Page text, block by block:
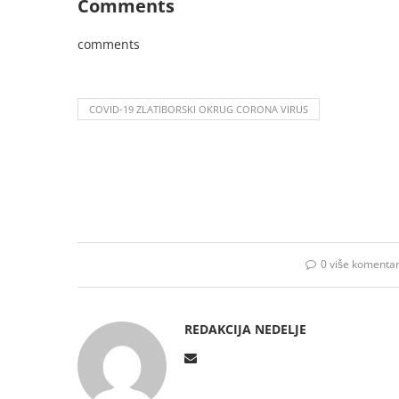
Comments
comments
COVID-19 ZLATIBORSKI OKRUG CORONA VIRUS
0 više
REDAKCIJA NEDELJE